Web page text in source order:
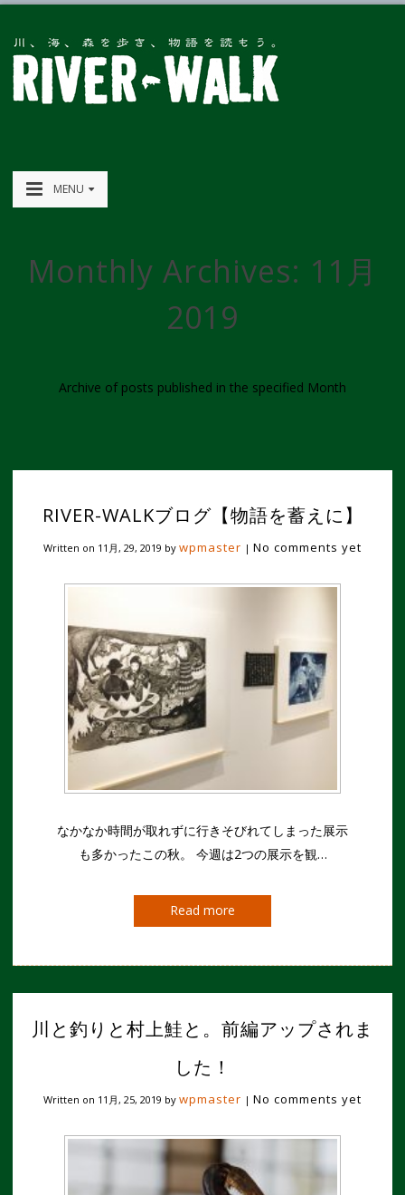
MENU
Monthly Archives: 11月
2019
Archive of posts published in the specified Month
RIVER-WALKブログ【物語を蓄えに】
Written on 11月, 29, 2019 by wpmaster | No comments yet
なかなか時間が取れずに行きそびれてしまった展示
も多かったこの秋。 今週は2つの展示を観…
Read more
川と釣りと村上鮭と。前編アップされま
した！
Written on 11月, 25, 2019 by wpmaster | No comments yet